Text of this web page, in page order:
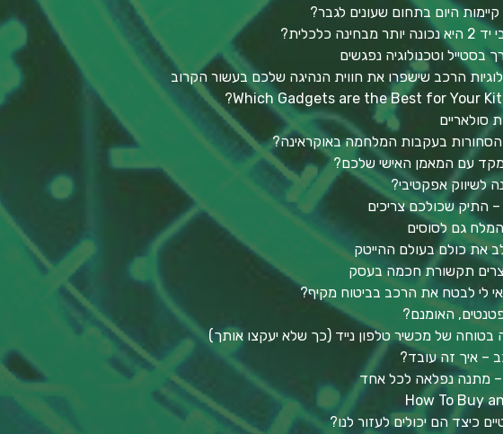
קיימות היום בתחום שעונים לגבר?
כלכלית?
בסטייל וטכנולוגיה נפגשים
הרכב שישפרו את חווית הנהיגה שלכם בעשור הקרוב
Which Gadgets are the Best for Your
סולאריים
הסחורות בעקבות המלחמה באוקראינה?
עם המאמן האישי שלכם?
לשיווק אפקטיבי?
התיק שכולכם צריכים
גם לסוסים
תקשורת חכמה בעסק
לי לבטח את הרכב בביטוח מקיף?
האומנם?
בטוחה של מכשיר טלפון נייד (כך שלא יעקצו אותך)
– איך זה עובד?
– מתנה נפלאה לכל אחד
How To Buy
כיצד הם יכולים לעזור לנו?